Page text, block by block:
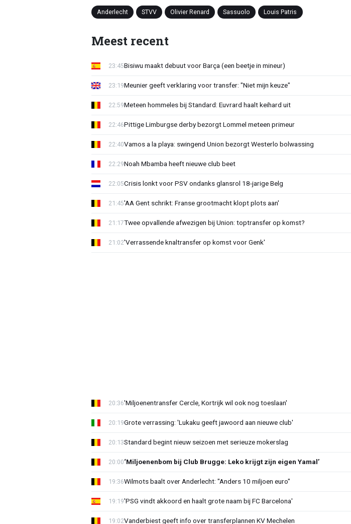
Anderlecht STVV Olivier Renard Sassuolo Louis Patris
Meest recent
Bisiwu maakt debuut voor Barça (een beetje in mineur)
23:45
Meunier geeft verklaring voor transfer: "Niet mijn keuze"
23:19
Meteen hommeles bij Standard: Euvrard haalt keihard uit
22:59
Pittige Limburgse derby bezorgt Lommel meteen primeur
22:46
Vamos a la playa: swingend Union bezorgt Westerlo bolwassing
22:40
Noah Mbamba heeft nieuwe club beet
22:29
Crisis lonkt voor PSV ondanks glansrol 18-jarige Belg
22:05
'AA Gent schrikt: Franse grootmacht klopt plots aan'
21:45
Twee opvallende afwezigen bij Union: toptransfer op komst?
21:17
'Verrassende knaltransfer op komst voor Genk'
21:02
'Miljoenentransfer Cercle, Kortrijk wil ook nog toeslaan'
20:36
Grote verrassing: 'Lukaku geeft jawoord aan nieuwe club'
20:19
Standard begint nieuw seizoen met serieuze mokerslag
20:13
‘Miljoenenbom bij Club Brugge: Leko krijgt zijn eigen Yamal’
20:00
Wilmots baalt over Anderlecht: "Anders 10 miljoen euro"
19:36
'PSG vindt akkoord en haalt grote naam bij FC Barcelona'
19:19
Vanderbiest geeft info over transferplannen KV Mechelen
19:02